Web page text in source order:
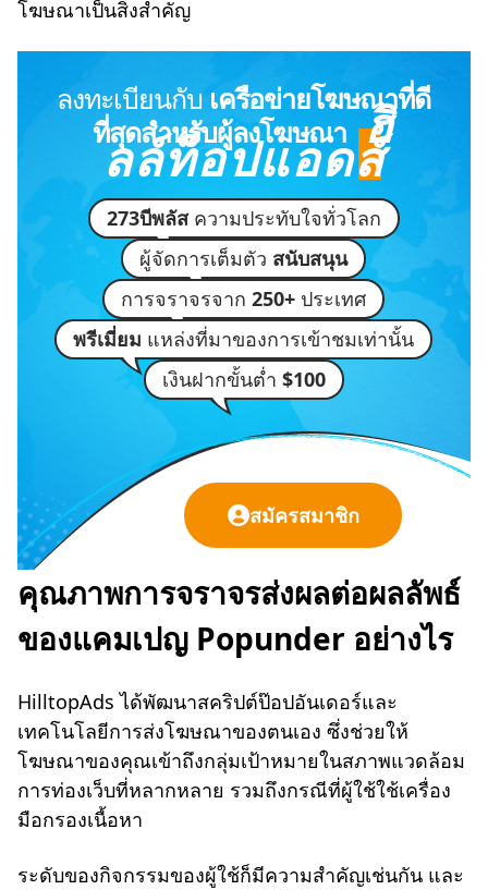
โฆษณาเป็นสิ่งสำคัญ
ลงทะเบียนกับ เครือข่ายโฆษณาที่ดี
ที่สุดสำหรับผู้ลงโฆษณา ฮิ
ลล์ท็อปแอดส์
273บีพลัสความประทับใจทั่วโลก
ผู้จัดการเต็มตัว สนับสนุน
การจราจรจาก250+ ประเทศ
พรีเมี่ยม แหล่งที่มาของการเข้าชมเท่านั้น
เงินฝากขั้นต่ำ $100
สมัครสมาชิก
คุณภาพการจราจรส่งผลต่อผลลัพธ์
ของแคมเปญ Popunder อย่างไร
HilltopAds ได้พัฒนาสคริปต์ป๊อปอันเดอร์และ
เทคโนโลยีการส่งโฆษณาของตนเอง ซึ่งช่วยให้
โฆษณาของคุณเข้าถึงกลุ่มเป้าหมายในสภาพแวดล้อม
การท่องเว็บที่หลากหลาย รวมถึงกรณีที่ผู้ใช้ใช้เครื่อง
มือกรองเนื้อหา
ระดับของกิจกรรมของผู้ใช้ก็มีความสำคัญเช่นกัน และ